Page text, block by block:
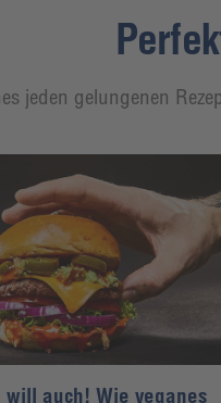
jeden gelungenen
will auch! Wie veganes